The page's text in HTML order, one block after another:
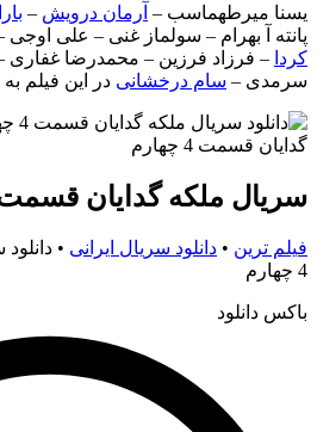
یسنا میرطهماسب – آرمان درویش –
پانته آ بهرام – سولماز غنی – علی
کردا – فرزاد فرزین – محمدرضا غفاری
سرمدی – سام درخشانی در این فیلم
سریال ملکه گدایان قسمت 4
فیلم ترین • دانلود سریال ایرانی •
4 چهارم
باکس دانلود